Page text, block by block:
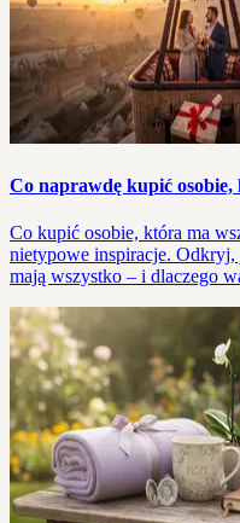
Co naprawdę kupić osobie,
Co kupić osobie, która ma
nietypowe inspiracje.
mają wszystko – i dlaczego